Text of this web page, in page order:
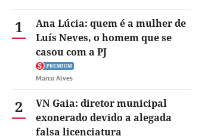
1
Ana Lúcia: quem é a mulher de
Luís Neves, o homem que se
casou com a PJ
Marco Alves
2
VN Gaia: diretor municipal
exonerado devido a alegada
falsa licenciatura